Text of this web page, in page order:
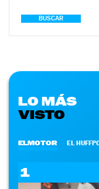
BUSCAR
LO MÁS
VISTO
ELMOTOR EL
1